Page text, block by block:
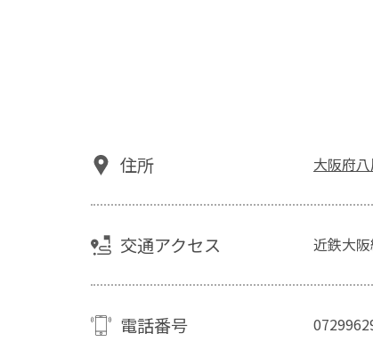
住所 大阪府
交通アクセス 近鉄大
電話番号